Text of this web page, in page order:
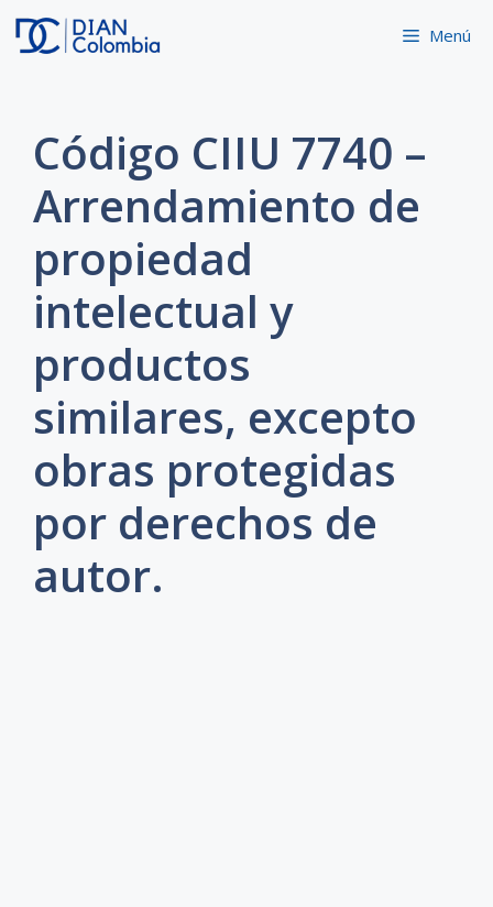
Saltar
Menú
Código CIIU 7740 –
Arrendamiento de
propiedad
intelectual y
productos
similares, excepto
obras protegidas
por derechos de
autor.